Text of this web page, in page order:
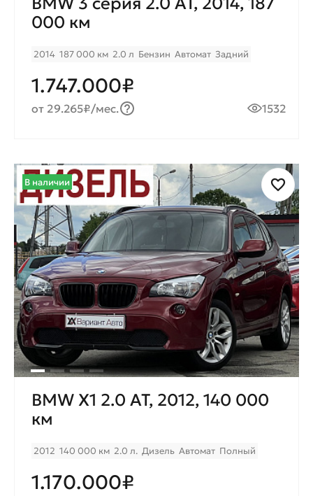
000 км
2014 187 000 км 2.0 л Бензин Автомат Задний
1.747.000₽
от 29.265₽/мес. 1532
В наличии
BMW X1 2.0 AT, 2012, 140 000
км
2012 140 000 км 2.0 л. Дизель Автомат Полный
1.170.000₽